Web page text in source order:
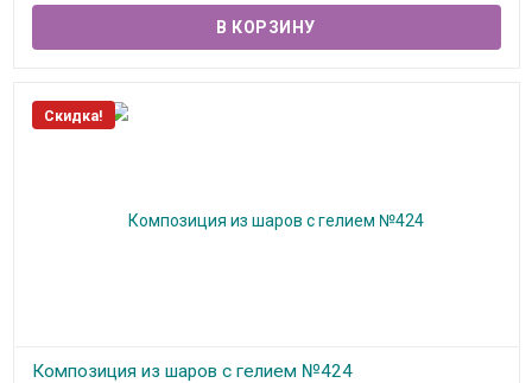
Скидка!
Композиция из шаров с гелием №424